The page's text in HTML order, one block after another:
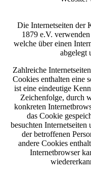
Die Internetseiten der
1879 e.V.
welche über einen
abgelegt
Zahlreiche
Cookies enthalten eine
ist eine eindeutige
Zeichenfolge, durch
konkreten
das Cookie
besuchten
der betroffenen
andere Cookies
Internetbrowser